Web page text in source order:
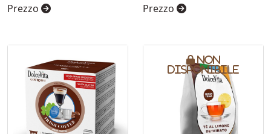
Prezzo Prezzo
Non
disponibile